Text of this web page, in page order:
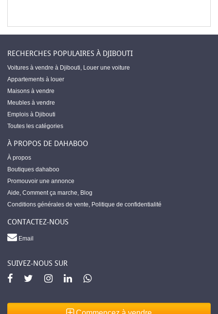
RECHERCHES POPULAIRES À DJIBOUTI
Voitures à vendre à Djibouti, Louer une voiture
Appartements à louer
Maisons à vendre
Meubles à vendre
Emplois à Djibouti
Toutes les catégories
À PROPOS DE DAHABOO
À propos
Boutiques dahaboo
Promouvoir une annonce
Aide, Comment ça marche, Blog
Conditions générales de vente, Politique de confidentialité
CONTACTEZ-NOUS
Email
SUIVEZ-NOUS SUR